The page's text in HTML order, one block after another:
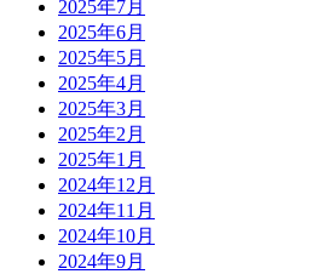
2025年7月
2025年6月
2025年5月
2025年4月
2025年3月
2025年2月
2025年1月
2024年12月
2024年11月
2024年10月
2024年9月